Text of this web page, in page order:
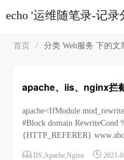
echo '运维随笔录-记
首页 / 分类 Web服务 下的文
apache、iis、nginx拦
apache<IfModule
#Block domain RewriteCond
{HTTP_REFERER}
 IIS Apache, Nginx  2021-